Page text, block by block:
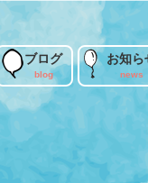
ブログ お知ら